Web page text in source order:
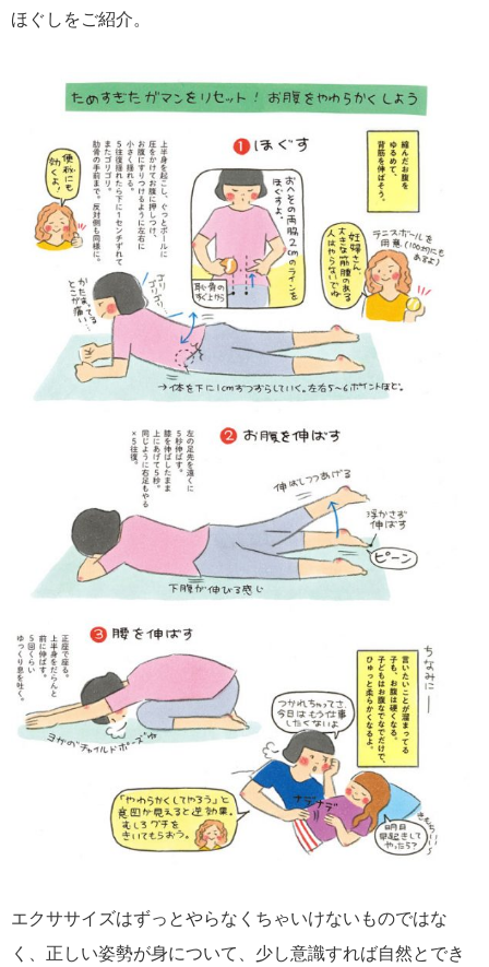
ほぐしをご紹介。
エクササイズはずっとやらなくちゃいけないものではな
く、正しい姿勢が身について、少し意識すれば自然とでき